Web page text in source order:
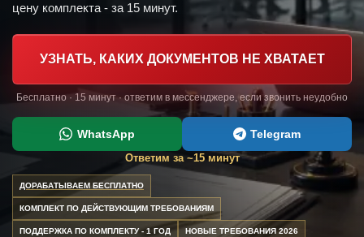
цену комплекта - за 15 минут.
УЗНАТЬ, КАКИХ ДОКУМЕНТОВ НЕ ХВАТАЕТ
Бесплатно · 15 минут · ответим в мессенджере, если звонить неудобно
WhatsApp Telegram
Ответим за ~15 минут
ДОРАБАТЫВАЕМ БЕСПЛАТНО
КОМПЛЕКТ ПО ДЕЙСТВУЮЩИМ ТРЕБОВАНИЯМ
ПОДДЕРЖКА ПО КОМПЛЕКТУ - 1 ГОД НОВЫЕ ТРЕБОВАНИЯ 2026